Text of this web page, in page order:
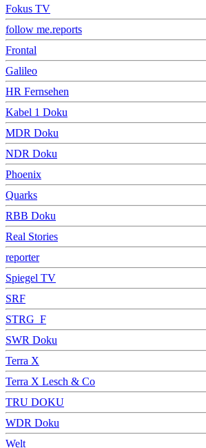
Fokus TV
follow me.reports
Frontal
Galileo
HR Fernsehen
Kabel 1 Doku
MDR Doku
NDR Doku
Phoenix
Quarks
RBB Doku
Real Stories
reporter
Spiegel TV
SRF
STRG_F
SWR Doku
Terra X
Terra X Lesch & Co
TRU DOKU
WDR Doku
Welt